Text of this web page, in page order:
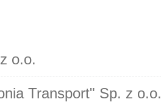
o.o.
Transport" Sp. z o.o.